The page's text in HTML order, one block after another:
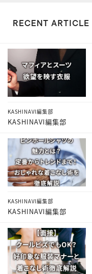
RECENT ARTICLE
KASHINAVI編集部
KASHINAVI編集部
KASHINAVI編集部
KASHINAVI編集部